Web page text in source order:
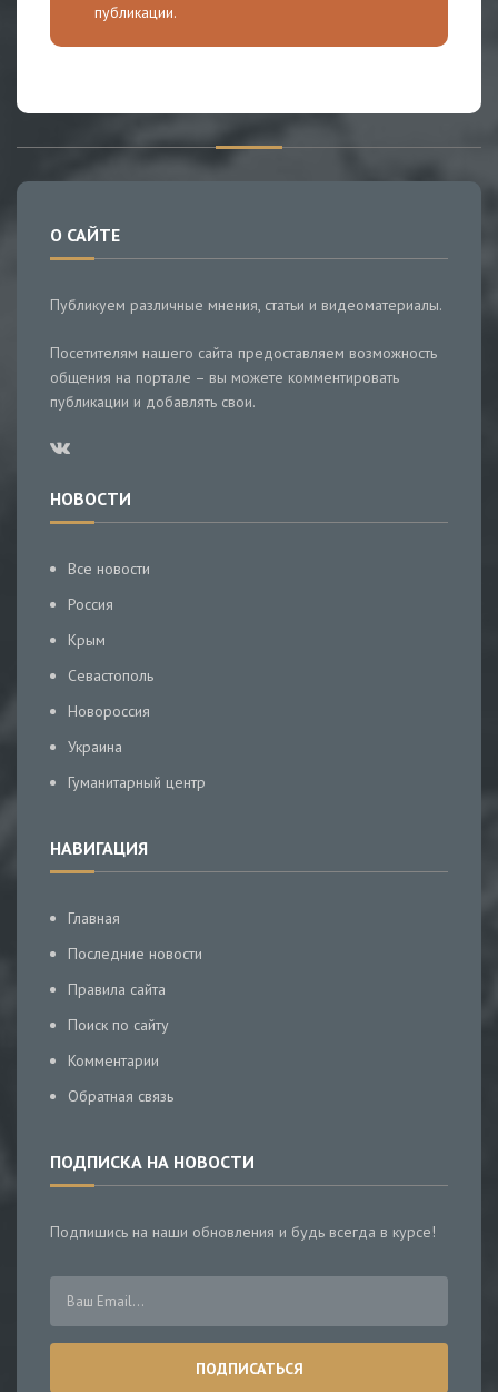
публикации.
О САЙТЕ
Публикуем различные мнения, статьи и видеоматериалы.
Посетителям нашего сайта предоставляем возможность
общения на портале – вы можете комментировать
публикации и добавлять свои.
НОВОСТИ
Все новости
Россия
Крым
Севастополь
Новороссия
Украина
Гуманитарный центр
НАВИГАЦИЯ
Главная
Последние новости
Правила сайта
Поиск по сайту
Комментарии
Обратная связь
ПОДПИСКА НА НОВОСТИ
Подпишись на наши обновления и будь всегда в курсе!